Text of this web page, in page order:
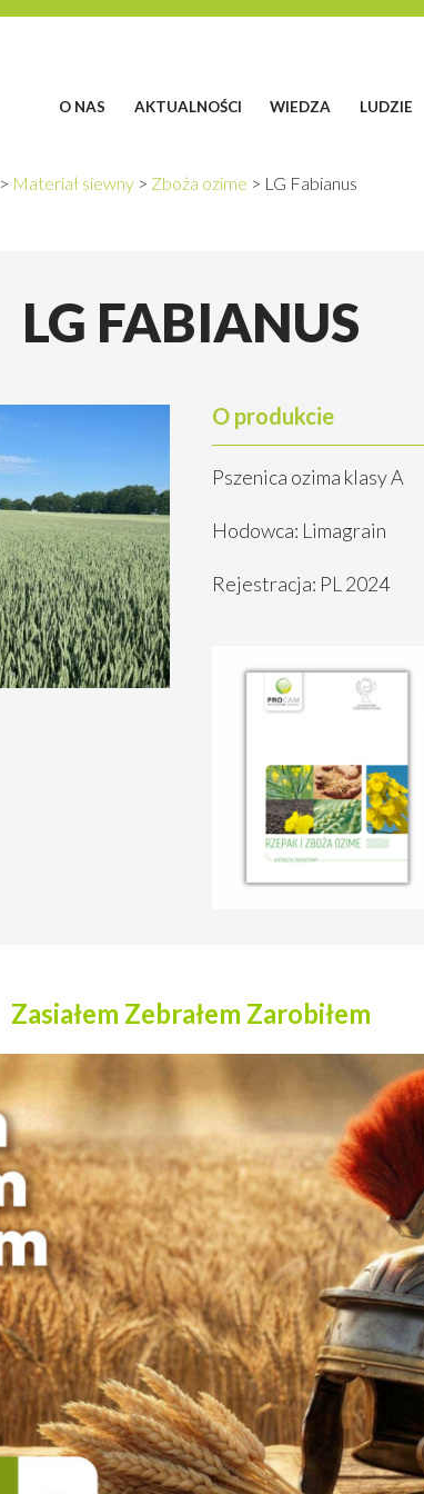
O NAS AKTUALNOŚCI WIEDZA LUDZIE
> Materiał siewny > Zboża ozime > LG Fabianus
LG FABIANUS
O produkcie
Pszenica ozima klasy A
Hodowca: Limagrain
Rejestracja: PL 2024
Zasiałem Zebrałem Zarobiłem